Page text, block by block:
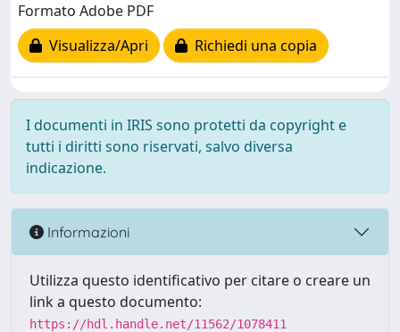
Formato Adobe PDF
Visualizza/Apri
Richiedi una copia
I documenti in IRIS sono protetti da copyright e
tutti i diritti sono riservati, salvo diversa
indicazione.
Informazioni
Utilizza questo identificativo per citare o creare un
link a questo documento:
https://hdl.handle.net/11562/1078411